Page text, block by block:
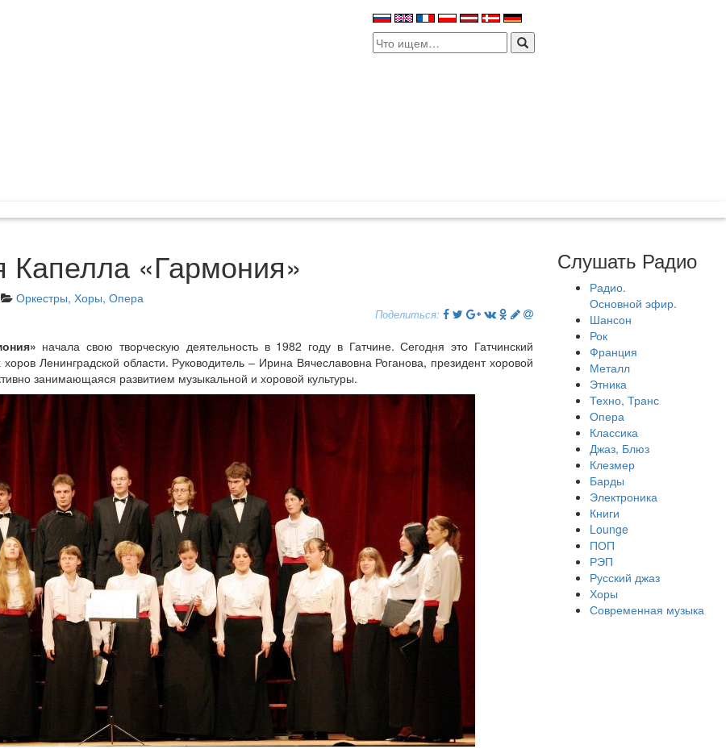
Search
for:
«Гармония»
Оркестры, Хоры, Опера
Поделиться:
начала свою творческую деятельность в 1982 году в Гатчине. Сегодня это Гатчинский
Ленинградской области. Руководитель – Ирина Вячеславовна Роганова, президент хоровой
занимающаяся развитием музыкальной и хоровой культуры.
Слушать Радио
Радио.
Основной эфир.
Шансон
Рок
Франция
Металл
Этника
Техно, Транс
Опера
Классика
Джаз, Блюз
Клезмер
Барды
Электроника
Книги
Lounge
ПОП
РЭП
Русский джаз
Хоры
Современная музыка